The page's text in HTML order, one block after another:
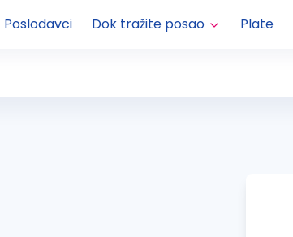
Poslodavci Dok tražite posao Plate